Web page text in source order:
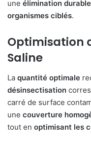
une élimination durable
organismes ciblés.
Optimisation
Saline
La quantité optimale
désinsectisation
carré de surface
une couverture
tout en optimisant les